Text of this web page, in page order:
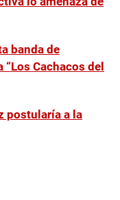
banda de
Cachacos del
postularía a la